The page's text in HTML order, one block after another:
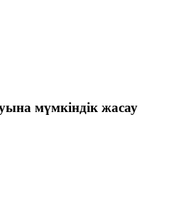
мүмкіндік жасау